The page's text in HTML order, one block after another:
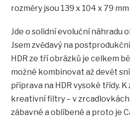
rozměry jsou 139 x 104 x 79 mm
Jde o solidní evoluční náhradu
Jsem zvědavý na
HDR ze tří obrázků je celkem
možné kombinovat až devět
příprava na HDR vysoké třídy.
kreativní filtry – v zrcadlovkách
zábavné a oblíbené a proto je